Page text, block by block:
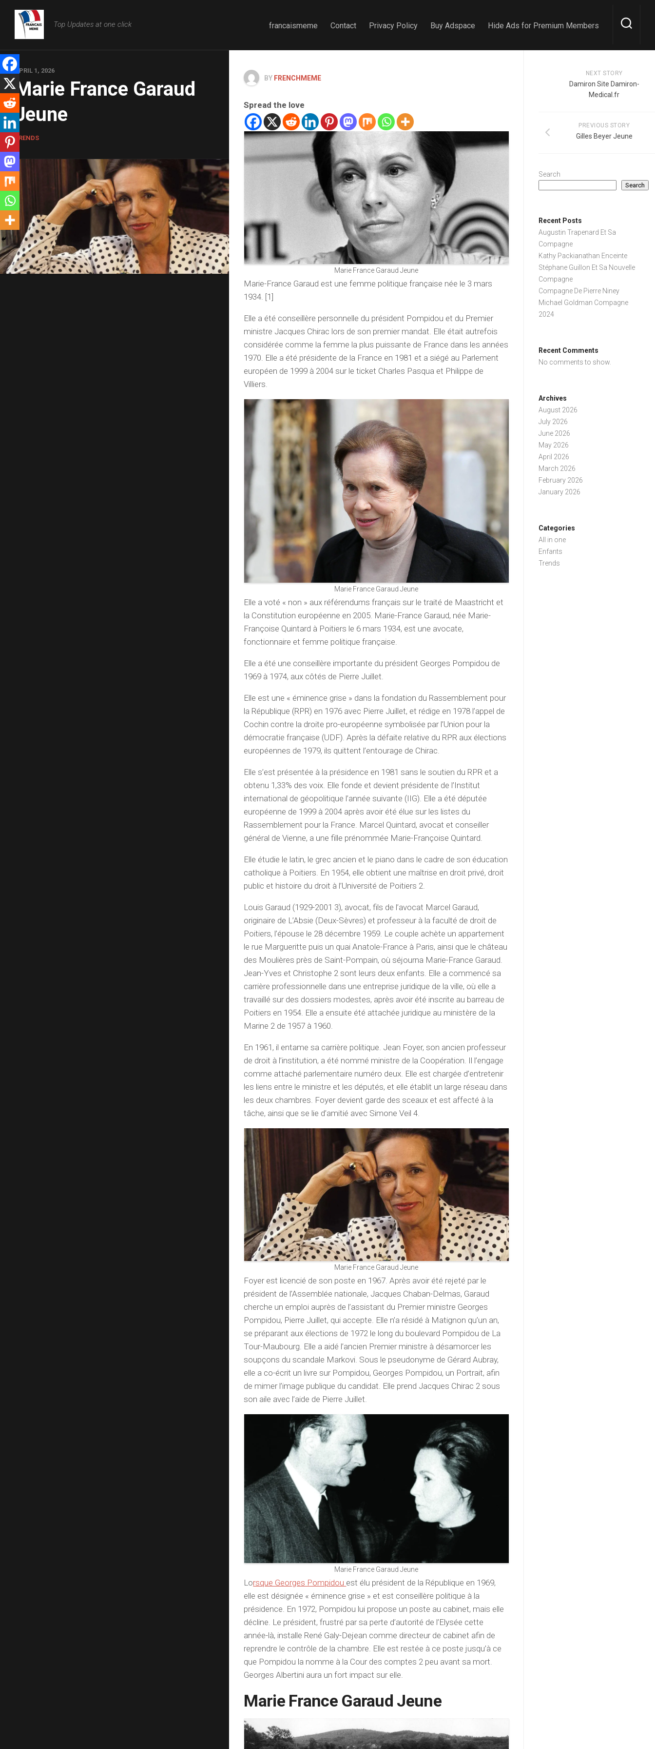
content
Top Updates at one click francaismeme Contact Privacy Policy Buy Adspace Hide Ads for Premium Members
APRIL 1, 2026
Marie France Garaud
Jeune
TRENDS
BY FRENCHMEME
Spread the love
Marie France Garaud Jeune
Marie-France Garaud est une femme politique française née le 3 mars
1934. [1]
Elle a été conseillère personnelle du président Pompidou et du Premier
ministre Jacques Chirac lors de son premier mandat. Elle était autrefois
considérée comme la femme la plus puissante de France dans les années
1970. Elle a été présidente de la France en 1981 et a siégé au Parlement
européen de 1999 à 2004 sur le ticket Charles Pasqua et Philippe de
Villiers.
Marie France Garaud Jeune
Elle a voté « non » aux référendums français sur le traité de Maastricht et
la Constitution européenne en 2005. Marie-France Garaud, née Marie-
Françoise Quintard à Poitiers le 6 mars 1934, est une avocate,
fonctionnaire et femme politique française.
Elle a été une conseillère importante du président Georges Pompidou de
1969 à 1974, aux côtés de Pierre Juillet.
Elle est une « éminence grise » dans la fondation du Rassemblement pour
la République (RPR) en 1976 avec Pierre Juillet, et rédige en 1978 l’appel de
Cochin contre la droite pro-européenne symbolisée par l’Union pour la
démocratie française (UDF). Après la défaite relative du RPR aux élections
européennes de 1979, ils quittent l’entourage de Chirac.
Elle s’est présentée à la présidence en 1981 sans le soutien du RPR et a
obtenu 1,33% des voix. Elle fonde et devient présidente de l’Institut
international de géopolitique l’année suivante (IIG). Elle a été députée
européenne de 1999 à 2004 après avoir été élue sur les listes du
Rassemblement pour la France. Marcel Quintard, avocat et conseiller
général de Vienne, a une fille prénommée Marie-Françoise Quintard.
Elle étudie le latin, le grec ancien et le piano dans le cadre de son éducation
catholique à Poitiers. En 1954, elle obtient une maîtrise en droit privé, droit
public et histoire du droit à l’Université de Poitiers 2.
Louis Garaud (1929-2001 3), avocat, fils de l’avocat Marcel Garaud,
originaire de L’Absie (Deux-Sèvres) et professeur à la faculté de droit de
Poitiers, l’épouse le 28 décembre 1959. Le couple achète un appartement
le rue Margueritte puis un quai Anatole-France à Paris, ainsi que le château
des Moulières près de Saint-Pompain, où séjourna Marie-France Garaud.
Jean-Yves et Christophe 2 sont leurs deux enfants. Elle a commencé sa
carrière professionnelle dans une entreprise juridique de la ville, où elle a
travaillé sur des dossiers modestes, après avoir été inscrite au barreau de
Poitiers en 1954. Elle a ensuite été attachée juridique au ministère de la
Marine 2 de 1957 à 1960.
En 1961, il entame sa carrière politique. Jean Foyer, son ancien professeur
de droit à l’institution, a été nommé ministre de la Coopération. Il l’engage
comme attaché parlementaire numéro deux. Elle est chargée d’entretenir
les liens entre le ministre et les députés, et elle établit un large réseau dans
les deux chambres. Foyer devient garde des sceaux et est affecté à la
tâche, ainsi que se lie d’amitié avec Simone Veil 4.
Marie France Garaud Jeune
Foyer est licencié de son poste en 1967. Après avoir été rejeté par le
président de l’Assemblée nationale, Jacques Chaban-Delmas, Garaud
cherche un emploi auprès de l’assistant du Premier ministre Georges
Pompidou, Pierre Juillet, qui accepte. Elle n’a résidé à Matignon qu’un an,
se préparant aux élections de 1972 le long du boulevard Pompidou de La
Tour-Maubourg. Elle a aidé l’ancien Premier ministre à désamorcer les
soupçons du scandale Markovi. Sous le pseudonyme de Gérard Aubray,
elle a co-écrit un livre sur Pompidou, Georges Pompidou, un Portrait, afin
de mimer l’image publique du candidat. Elle prend Jacques Chirac 2 sous
son aile avec l’aide de Pierre Juillet.
Marie France Garaud Jeune
Lorsque Georges Pompidou est élu président de la République en 1969,
elle est désignée « éminence grise » et est conseillère politique à la
présidence. En 1972, Pompidou lui propose un poste au cabinet, mais elle
décline. Le président, frustré par sa perte d’autorité de l’Elysée cette
année-là, installe René Galy-Dejean comme directeur de cabinet afin de
reprendre le contrôle de la chambre. Elle est restée à ce poste jusqu’à ce
que Pompidou la nomme à la Cour des comptes 2 peu avant sa mort.
Georges Albertini aura un fort impact sur elle.
Marie France Garaud Jeune
NEXT STORY
Damiron Site Damiron-
Medical.fr
PREVIOUS STORY
Gilles Beyer Jeune
Search
Search
Recent Posts
Augustin Trapenard Et Sa
Compagne
Kathy Packianathan Enceinte
Stéphane Guillon Et Sa Nouvelle
Compagne
Compagne De Pierre Niney
Michael Goldman Compagne
2024
Recent Comments
No comments to show.
Archives
August 2026
July 2026
June 2026
May 2026
April 2026
March 2026
February 2026
January 2026
Categories
All in one
Enfants
Trends